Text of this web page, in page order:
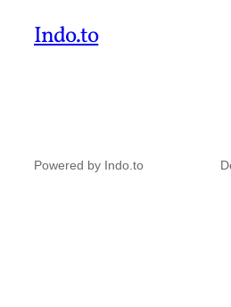
Indo.to
Powered by Indo.to